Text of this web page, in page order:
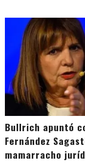
Bullrich apuntó
Fernández
mamarracho